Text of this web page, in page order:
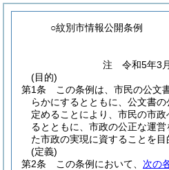
○紋別市情報公開条例
注 令和5年3月
(目的)
第1条
この条例は、市民の公文
らかにするとともに、公文書
定めることにより、市民の市
るとともに、市政の公正な運
た市政の実現に資することを目
(定義)
第2条
この条例において、 次の